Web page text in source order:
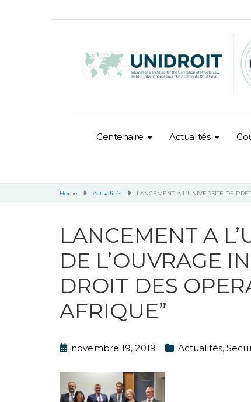
Centenaire Actualités
Home Actualités LANCEMENT A L’UNIVERSITE DE
LANCEMENT A
DE L’OUVRAGE
DROIT DES
AFRIQUE”
novembre 19, 2019 Actualités,